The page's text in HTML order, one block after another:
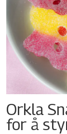
Orkla
for å